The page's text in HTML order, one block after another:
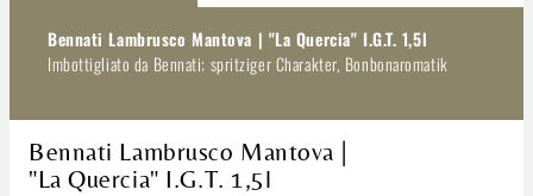
Bennati Lambrusco Mantova | "La Quercia" I.G.T. 1,5l
Imbottigliato da Bennati; spritziger Charakter, Bonbonaromatik
Bennati Lambrusco Mantova |
"La Quercia" I.G.T. 1,5l